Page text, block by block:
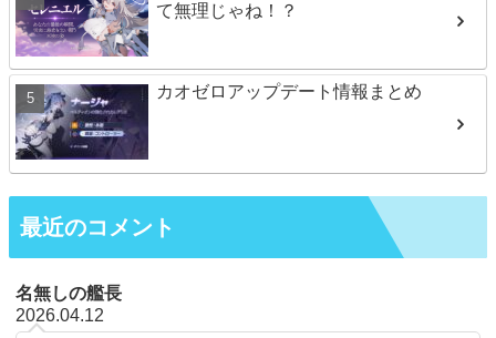
て無理じゃね！？
カオゼロアップデート情報まとめ
最近のコメント
名無しの艦長
2026.04.12